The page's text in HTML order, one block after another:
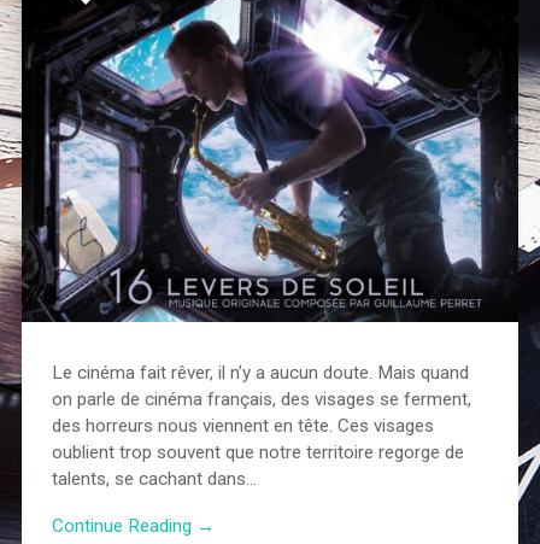
Le cinéma fait rêver, il n’y a aucun doute. Mais quand
on parle de cinéma français, des visages se ferment,
des horreurs nous viennent en tête. Ces visages
oublient trop souvent que notre territoire regorge de
talents, se cachant dans…
Continue Reading →